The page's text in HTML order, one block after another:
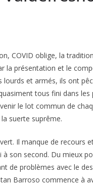
COVID oblige, la
la présentation et le
et armés, ils ont
tous fini dans
le lot commun de
suerte suprême.
Il manque de recours
son second. Du mieux
de problèmes avec le
Barroso commence à